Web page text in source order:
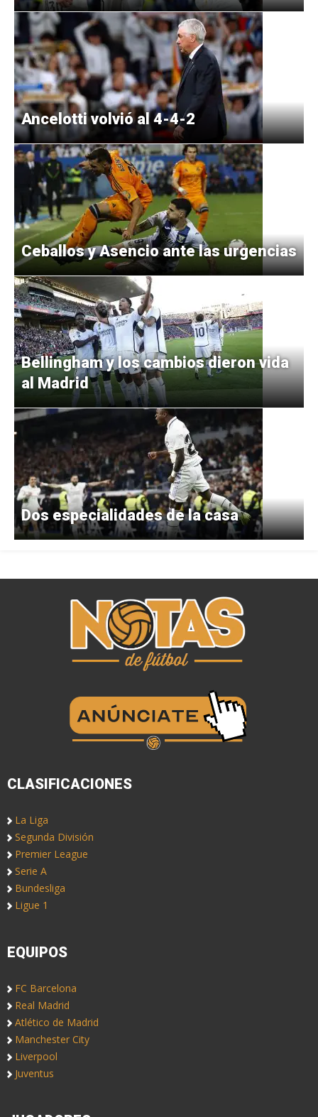
Ancelotti volvió al 4-4-2
Ceballos y Asencio ante las urgencias
Bellingham y los cambios dieron vida
al Madrid
Dos especialidades de la casa
CLASIFICACIONES
La Liga
Segunda División
Premier League
Serie A
Bundesliga
Ligue 1
EQUIPOS
FC Barcelona
Real Madrid
Atlético de Madrid
Manchester City
Liverpool
Juventus